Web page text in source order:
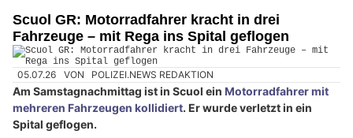
Scuol GR: Motorradfahrer kracht in drei
Fahrzeuge – mit Rega ins Spital geflogen
05.07.26 VON POLIZEI.NEWS REDAKTION
Am Samstagnachmittag ist in Scuol ein Motorradfahrer mit
mehreren Fahrzeugen kollidiert. Er wurde verletzt in ein
Spital geflogen.